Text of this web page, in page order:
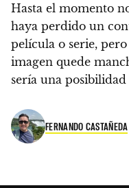
Hasta el momento
haya perdido un
película o serie,
imagen quede
sería una
FERNANDO CASTAÑEDA